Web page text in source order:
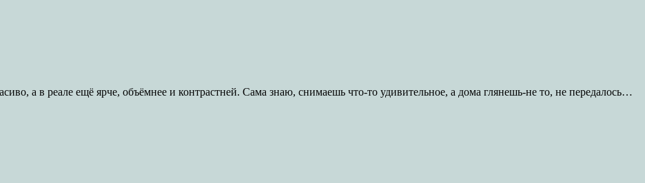
а в реале ещё ярче, объёмнее и контрастней. Сама знаю, снимаешь что-то удивительное, а дома глянешь-не то, не передалось…